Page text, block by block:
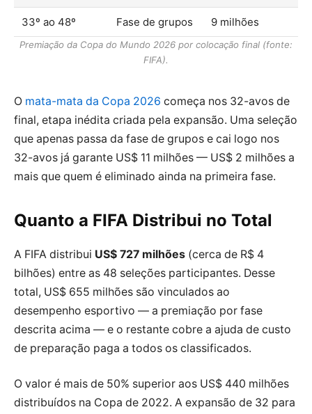
33º ao 48º Fase de grupos 9 milhões
Premiação da Copa do Mundo 2026 por colocação final (fonte:
FIFA).
O mata-mata da Copa 2026 começa nos 32-avos de
final, etapa inédita criada pela expansão. Uma seleção
que apenas passa da fase de grupos e cai logo nos
32-avos já garante US$ 11 milhões — US$ 2 milhões a
mais que quem é eliminado ainda na primeira fase.
Quanto a FIFA Distribui no Total
A FIFA distribui US$ 727 milhões (cerca de R$ 4
bilhões) entre as 48 seleções participantes. Desse
total, US$ 655 milhões são vinculados ao
desempenho esportivo — a premiação por fase
descrita acima — e o restante cobre a ajuda de custo
de preparação paga a todos os classificados.
O valor é mais de 50% superior aos US$ 440 milhões
distribuídos na Copa de 2022. A expansão de 32 para